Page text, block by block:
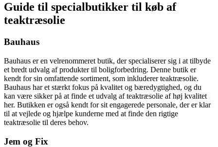
Guide til specialbutikker til køb af
teaktræsolie
Bauhaus
Bauhaus er en velrenommeret butik, der specialiserer sig i at tilbyde
et bredt udvalg af produkter til boligforbedring. Denne butik er
kendt for sin omfattende sortiment, som inkluderer teaktræsolie.
Bauhaus har et stærkt fokus på kvalitet og bæredygtighed, og du
kan være sikker på at finde et udvalg af teaktræsolie af høj kvalitet
her. Butikken er også kendt for sit engagerede personale, der er klar
til at vejlede og hjælpe kunderne med at finde den rigtige
teaktræsolie til deres behov.
Jem og Fix